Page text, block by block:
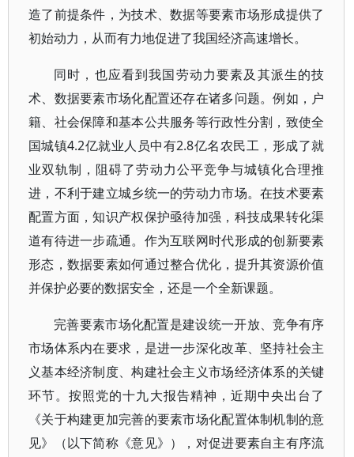
造了前提条件，为技术、数据等要素市场形成提供了
初始动力，从而有力地促进了我国经济高速增长。
同时，也应看到我国劳动力要素及其派生的技
术、数据要素市场化配置还存在诸多问题。例如，户
籍、社会保障和基本公共服务等行政性分割，致使全
国城镇4.2亿就业人员中有2.8亿名农民工，形成了就
业双轨制，阻碍了劳动力公平竞争与城镇化合理推
进，不利于建立城乡统一的劳动力市场。在技术要素
配置方面，知识产权保护亟待加强，科技成果转化渠
道有待进一步疏通。作为互联网时代形成的创新要素
形态，数据要素如何通过整合优化，提升其资源价值
并保护必要的数据安全，还是一个全新课题。
完善要素市场化配置是建设统一开放、竞争有序
市场体系内在要求，是进一步深化改革、坚持社会主
义基本经济制度、构建社会主义市场经济体系的关键
环节。按照党的十九大报告精神，近期中央出台了
《关于构建更加完善的要素市场化配置体制机制的意
见》（以下简称《意见》），对促进要素自主有序流